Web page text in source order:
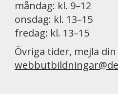
måndag: kl. 9–12
onsdag: kl. 13–15
fredag: kl. 13–15
Övriga tider, mejla